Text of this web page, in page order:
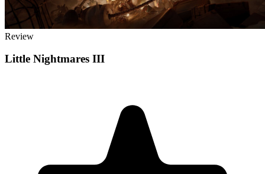
Review
Little Nightmares III